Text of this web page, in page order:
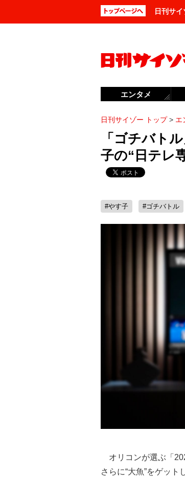
日刊サ
日刊サイゾー トップ> エ
「ゴチバト
子の“日テレ
#やす子 #ゴチバトル
オリコンが選ぶ「
さらに“大魚”をゲッ
エンタメ